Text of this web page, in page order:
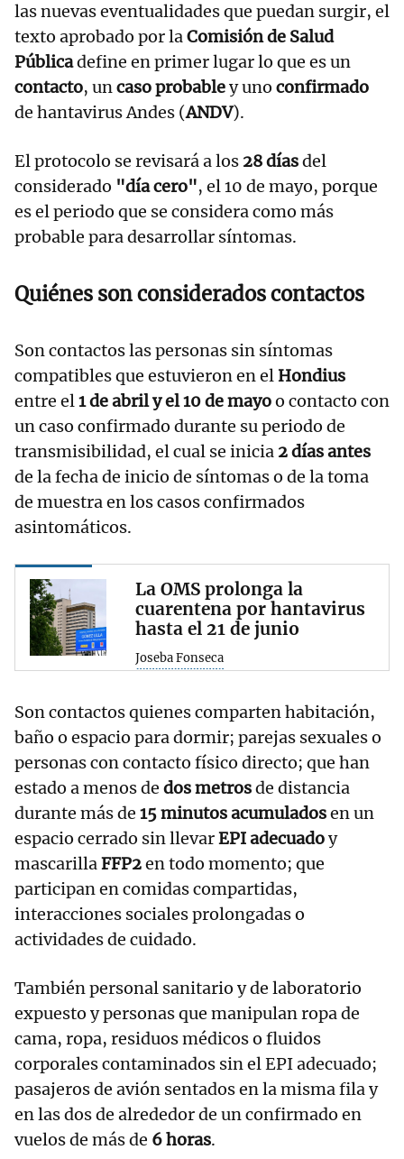
las nuevas eventualidades que puedan surgir, el
texto aprobado por laComisión de Salud
Públicadefine en primer lugar lo que es un
contacto, uncaso probabley uno confirmado
de hantavirus Andes (ANDV).
El protocolo se revisará a los 28 díasdel
considerado "día cero", el 10 de mayo, porque
es el periodo que se considera como más
probable para desarrollar síntomas.
Quiénes son considerados contactos
Son contactos las personas sin síntomas
compatibles que estuvieron en el Hondius
entre el1 de abril y el 10 de mayoo contacto con
un caso confirmado durante su periodo de
transmisibilidad, el cual se inicia 2 días antes
de la fecha de inicio de síntomas o de la toma
de muestra en los casos confirmados
asintomáticos.
La OMS prolonga la
cuarentena por hantavirus
hasta el 21 de junio
Joseba Fonseca
Son contactos quienes comparten habitación,
baño o espacio para dormir; parejas sexuales o
personas con contacto físico directo; que han
estado a menos de dos metrosde distancia
durante más de 15 minutos acumuladosen un
espacio cerrado sin llevarEPI adecuadoy
mascarillaFFP2en todo momento; que
participan en comidas compartidas,
interacciones sociales prolongadas o
actividades de cuidado.
También personal sanitario y de laboratorio
expuesto y personas que manipulan ropa de
cama, ropa, residuos médicos o fluidos
corporales contaminados sin el EPI adecuado;
pasajeros de avión sentados en la misma fila y
en las dos de alrededor de un confirmado en
vuelos de más de 6 horas.